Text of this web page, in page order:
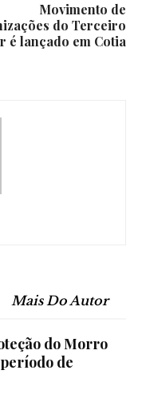
Movimento de
do Terceiro
é lançado em Cotia
Mais Do Autor
do Morro
de